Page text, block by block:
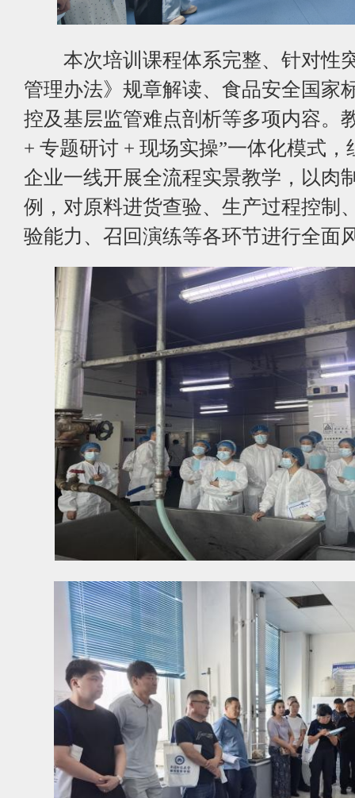
本次培训课程体系完整、针对性
管理办法》规章解读、食品安全国家
控及基层监管难点剖析等多项内容。
+ 专题研讨 + 现场实操”一体化模式
企业一线开展全流程实景教学，以肉
例，对原料进货查验、生产过程控制
验能力、召回演练等各环节进行全